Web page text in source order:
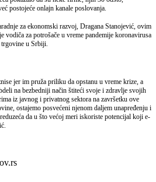
postojeće onlajn kanale poslovanja.
za ekonomski razvoj, Dragana Stanojević, ovim
vodiča za potrošače u vreme pandemije koronavirusa
trgovine u Srbiji.
jer im pruža priliku da opstanu u vreme krize, a
na bezbedniji način štiteći svoje i zdravlje svojih
iz javnog i privatnog sektora na završetku ove
ostajemo posvećeni njenom daljem unapređenju i
da u što većoj meri iskoriste potencijal koji e-